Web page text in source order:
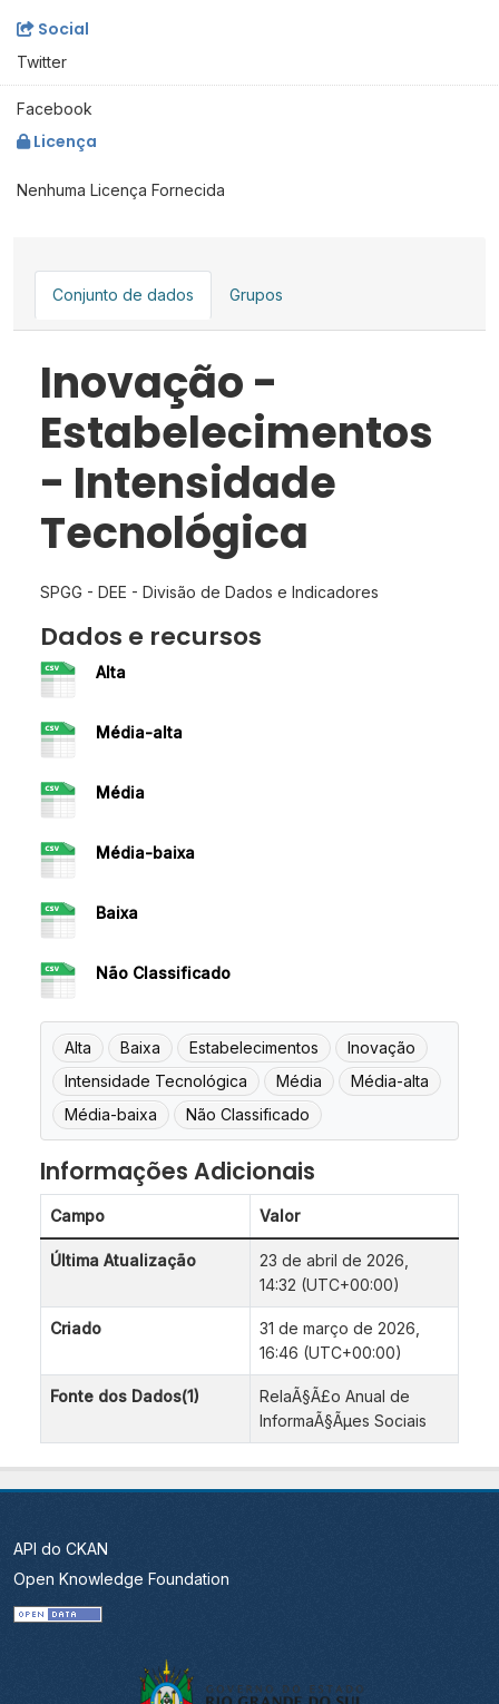
Social
Twitter
Facebook
Licença
Nenhuma Licença Fornecida
Conjunto de dados Grupos
Inovação -
Estabelecimentos
- Intensidade
Tecnológica
SPGG - DEE - Divisão de Dados e Indicadores
Dados e recursos
Alta
Média-alta
Média
Média-baixa
Baixa
Não Classificado
Alta Baixa Estabelecimentos
Inovação
Intensidade Tecnológica
Média
Média-alta
Média-baixa
Não Classificado
Informações Adicionais
Campo Valor
Última Atualização
23 de abril de 2026,
14:32 (UTC+00:00)
Criado
31 de março de 2026,
16:46 (UTC+00:00)
Fonte dos Dados(1)
RelaÃ§Ã£o Anual de
InformaÃ§Ãµes Sociais
API do CKAN
Open Knowledge Foundation